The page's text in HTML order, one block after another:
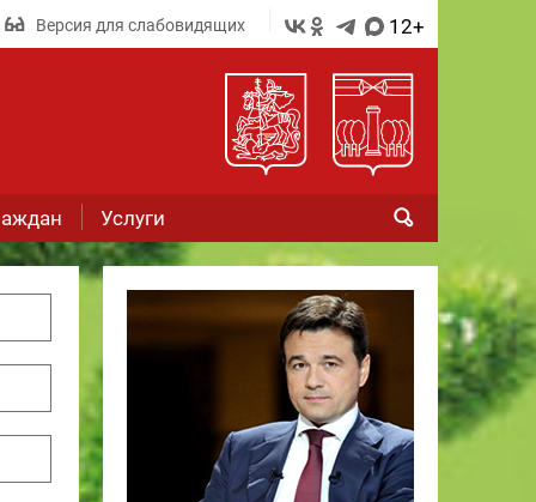
Версия для слабовидящих 12+
Услуги